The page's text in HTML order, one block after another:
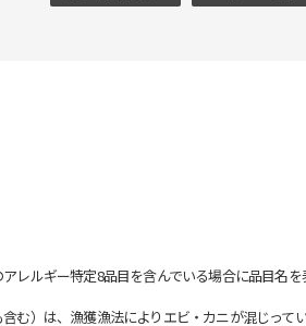
ルギー特定8品目を含んでいる場合に品目名を
）は、漁獲漁法によりエビ・カニが混じって